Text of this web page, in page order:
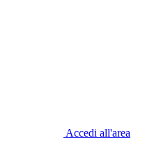
Accedi all'area